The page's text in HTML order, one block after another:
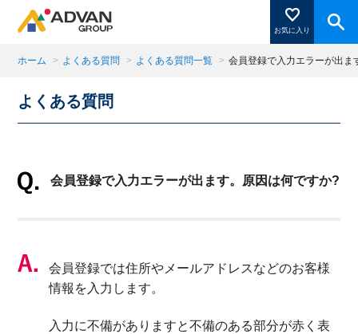
お気に入り
商品ページにある「お気に入り登録」を押すと登録した
商品がここに表示されます。
ホーム > よくある質問 > よくある質問一覧 > 会員登録で入力エラーが出ま
よくある質問
会員登録で入力エラーが出ます。原因は何ですか?
会員登録では住所やメールアドレスなどのお客様
情報を入力します。
入力に不備がありますと不備のある部分が赤く表